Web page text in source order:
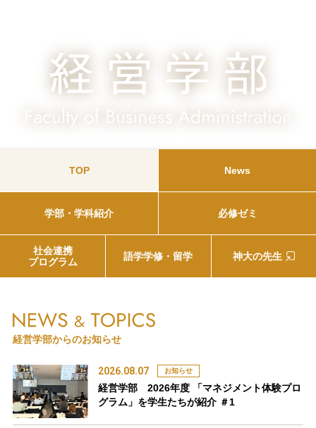
TOP News
学部・学科紹介 必修ゼミ
社会連携
プログラム
語学学修・留学 神大の先生
経営学部からのお知らせ
2026.08.07 お知らせ
経営学部 2026年度 「マネジメント体験プロ
グラム」を学生たちが紹介 ＃1